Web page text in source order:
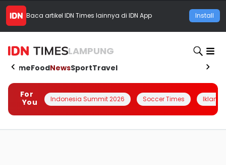
Baca artikel IDN Times lainnya di IDN App Install
LAMPUNG
HomeFoodNewsSportTravel
For
You
Indonesia Summit 2026 Soccer Times Iklanin